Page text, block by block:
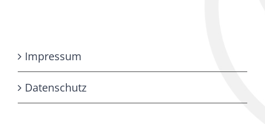
Impressum
Datenschutz